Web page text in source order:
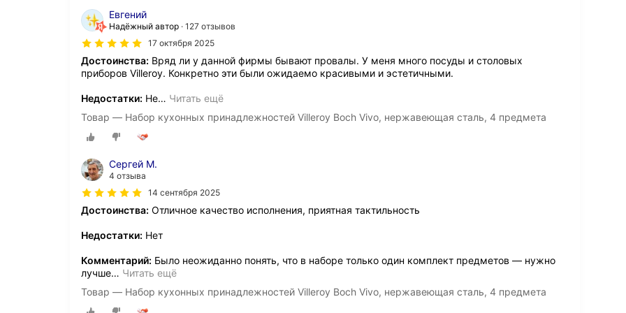
Евгений
Надёжный автор 127 отзывов
17 октября 2025
Достоинства: Вряд ли у данной фирмы бывают провалы. У меня много посуды и столовых
приборов Villeroy. Конкретно эти были ожидаемо красивыми и эстетичными.
Недостатки: Не… Читать ещё
Товар — Набор кухонных принадлежностей Villeroy Boch Vivo, нержавеющая сталь, 4 предмета
Сергей М.
4 отзыва
14 сентября 2025
Достоинства: Отличное качество исполнения, приятная тактильность
Недостатки: Нет
Комментарий: Было неожиданно понять, что в наборе только один комплект предметов — нужно
лучше… Читать ещё
Товар — Набор кухонных принадлежностей Villeroy Boch Vivo, нержавеющая сталь, 4 предмета